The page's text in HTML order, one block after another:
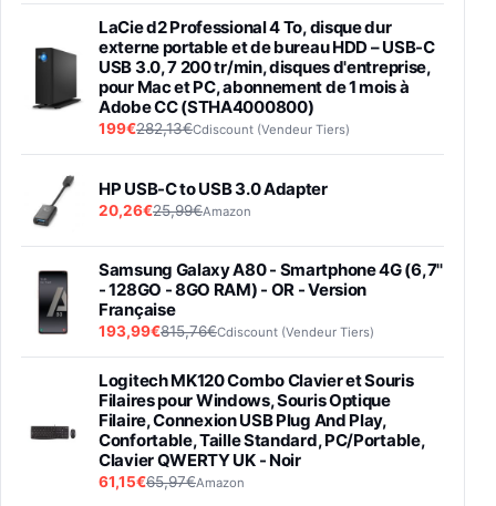
LaCie d2 Professional 4 To, disque dur
externe portable et de bureau HDD – USB-C
USB 3.0, 7 200 tr/min, disques d'entreprise,
pour Mac et PC, abonnement de 1 mois à
Adobe CC (STHA4000800)
199€282,13€Cdiscount (Vendeur Tiers)
HP USB-C to USB 3.0 Adapter
20,26€25,99€Amazon
Samsung Galaxy A80 - Smartphone 4G (6,7''
- 128GO - 8GO RAM) - OR - Version
Française
193,99€815,76€Cdiscount (Vendeur Tiers)
Logitech MK120 Combo Clavier et Souris
Filaires pour Windows, Souris Optique
Filaire, Connexion USB Plug And Play,
Confortable, Taille Standard, PC/Portable,
Clavier QWERTY UK - Noir
61,15€65,97€Amazon